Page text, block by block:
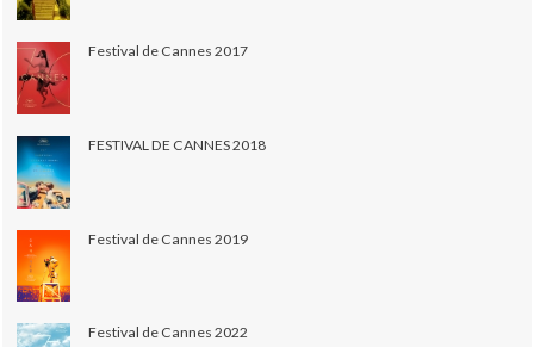
Festival de Cannes 2017
FESTIVAL DE CANNES 2018
Festival de Cannes 2019
Festival de Cannes 2022